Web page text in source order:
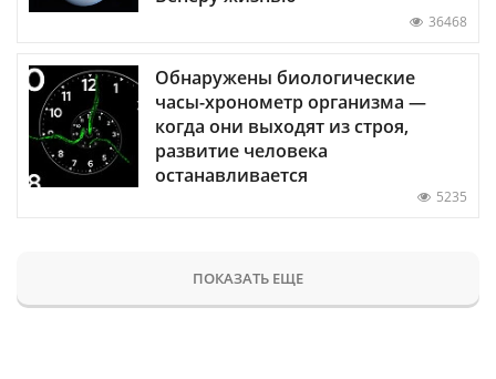
36468
Обнаружены биологические
часы-хронометр организма —
когда они выходят из строя,
развитие человека
останавливается
5235
ПОКАЗАТЬ ЕЩЕ